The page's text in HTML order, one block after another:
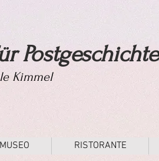
Postgeschichte
Kimmel
MUSEO RISTORANTE